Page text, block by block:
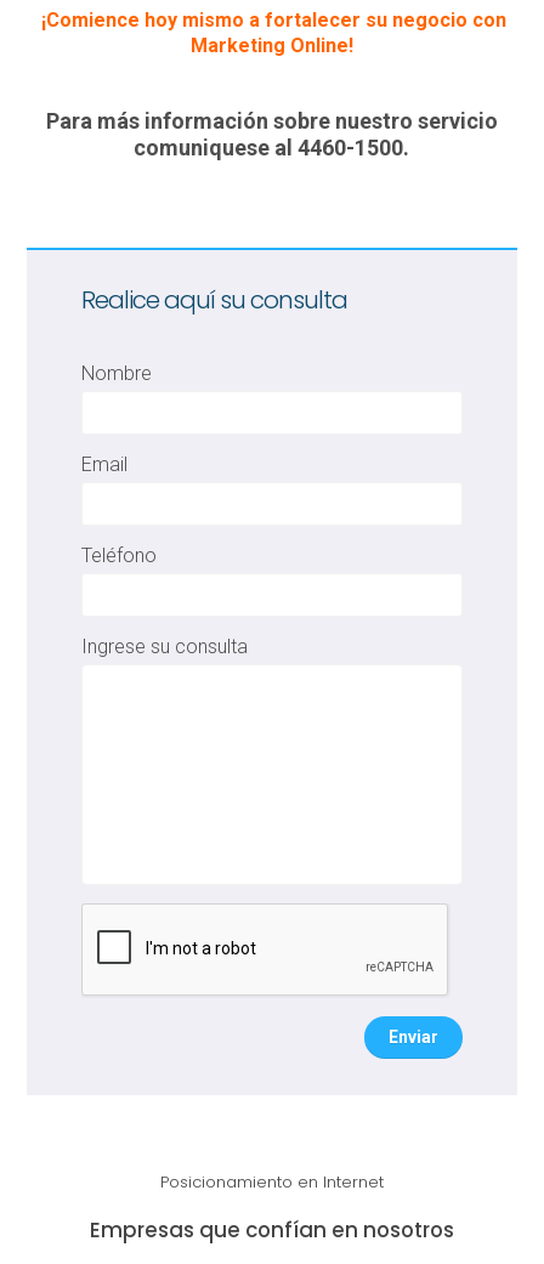
¡Comience hoy mismo a fortalecer su negocio con
Marketing Online!
Para más información sobre nuestro servicio
comuniquese al4460-1500.
Realice aquí su consulta
Nombre
Email
Teléfono
Ingrese su consulta
Enviar
Posicionamiento en Internet
Empresas que confían en nosotros